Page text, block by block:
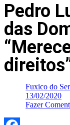
Pedro
das
Fuxico do
13/02/2020
Fazer